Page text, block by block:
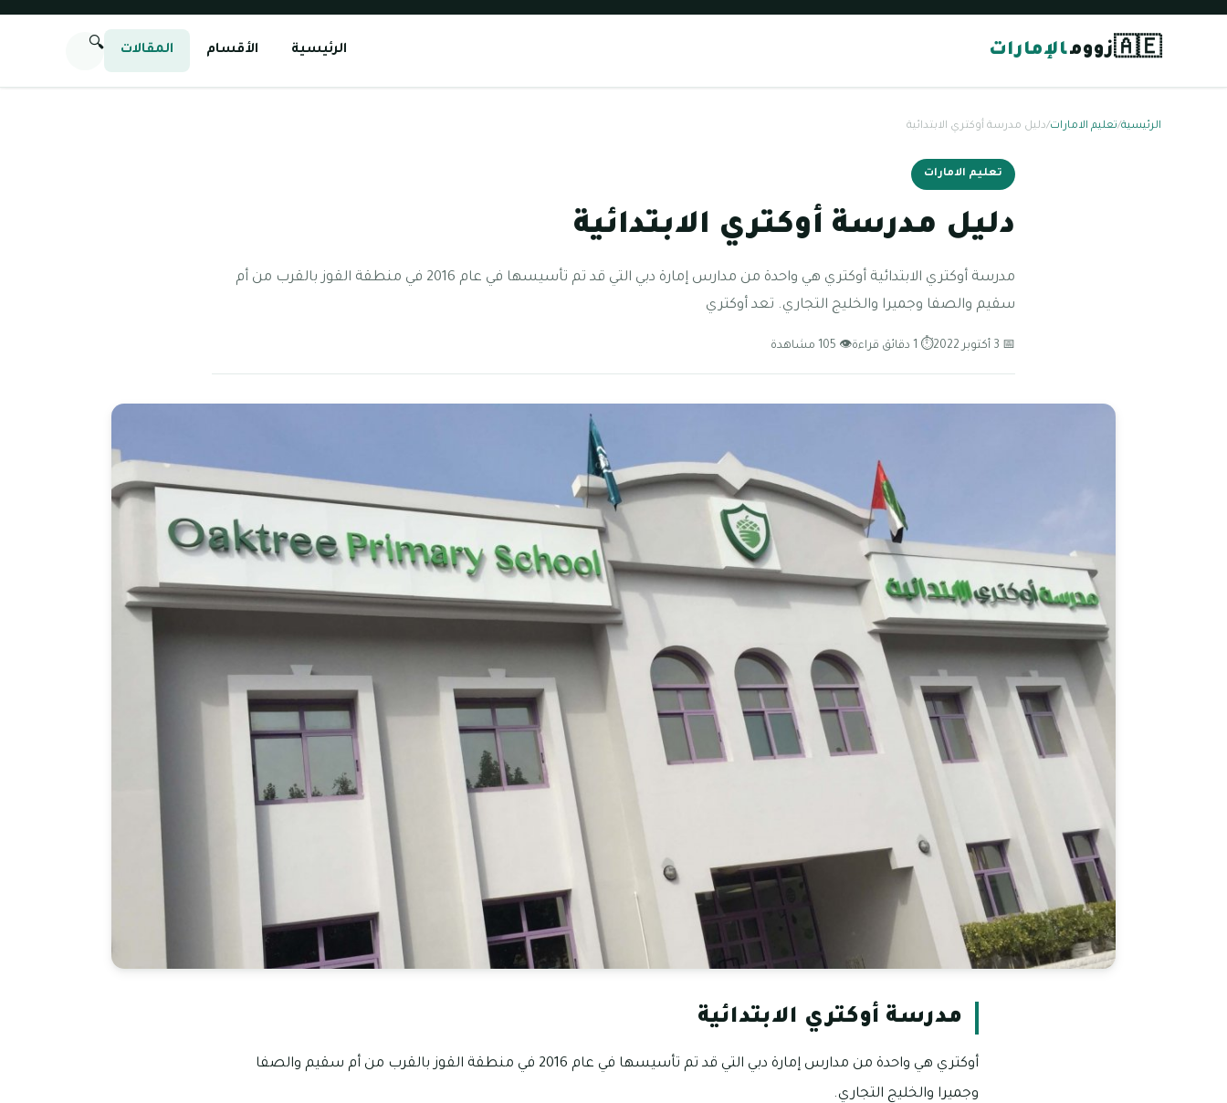
🇦🇪زوومالإمارات الرئيسية الأقسام المقالات 🔍
الرئيسية/تعليم الامارات/دليل مدرسة أوكتري الابتدائية
تعليم الامارات
دليل مدرسة أوكتري الابتدائية
مدرسة أوكتري الابتدائية أوكتري هي واحدة من مدارس إمارة دبي التي قد تم تأسيسها في عام 2016 في منطقة القوز بالقرب من أم
سقيم والصفا وجميرا والخليج التجاري. تعد أوكتري
📅 3 أكتوبر 2022 ⏱ 1 دقائق قراءة 👁 105 مشاهدة
مدرسة أوكتري الابتدائية
أوكتري هي واحدة من مدارس إمارة دبي التي قد تم تأسيسها في عام 2016 في منطقة القوز بالقرب من أم سقيم والصفا
وجميرا والخليج التجاري.